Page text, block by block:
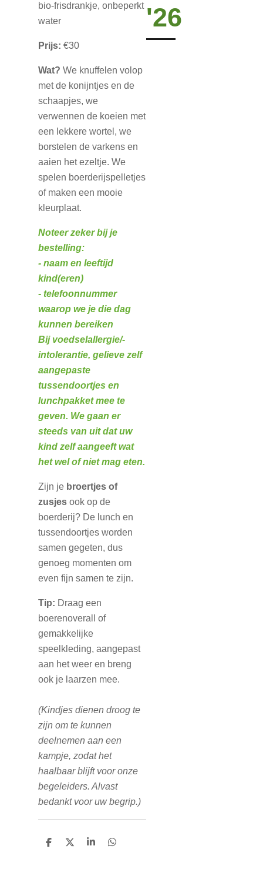
'26
bio-frisdrankje, onbeperkt
water
Prijs: €30
Wat? We knuffelen volop
met de konijntjes en de
schaapjes, we
verwennen de koeien met
een lekkere wortel, we
borstelen de varkens en
aaien het ezeltje. We
spelen boerderijspelletjes
of maken een mooie
kleurplaat.
Noteer zeker bij je
bestelling:
- naam en leeftijd
kind(eren)
- telefoonnummer
waarop we je die dag
kunnen bereiken
Bij voedselallergie/-
intolerantie, gelieve zelf
aangepaste
tussendoortjes en
lunchpakket mee te
geven. We gaan er
steeds van uit dat uw
kind zelf aangeeft wat
het wel of niet mag eten.
Zijn je broertjes of
zusjes ook op de
boerderij? De lunch en
tussendoortjes worden
samen gegeten, dus
genoeg momenten om
even fijn samen te zijn.
Tip: Draag een
boerenoverall of
gemakkelijke
speelkleding, aangepast
aan het weer en breng
ook je laarzen mee.
(Kindjes dienen droog te
zijn om te kunnen
deelnemen aan een
kampje, zodat het
haalbaar blijft voor onze
begeleiders. Alvast
bedankt voor uw begrip.)
D
D
S
D